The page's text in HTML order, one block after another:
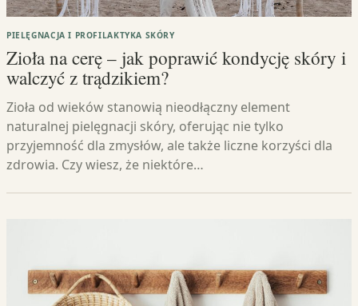
PIELĘGNACJA I PROFILAKTYKA SKÓRY
Zioła na cerę – jak poprawić kondycję skóry i
walczyć z trądzikiem?
Zioła od wieków stanowią nieodłączny element
naturalnej pielęgnacji skóry, oferując nie tylko
przyjemność dla zmysłów, ale także liczne korzyści dla
zdrowia. Czy wiesz, że niektóre…